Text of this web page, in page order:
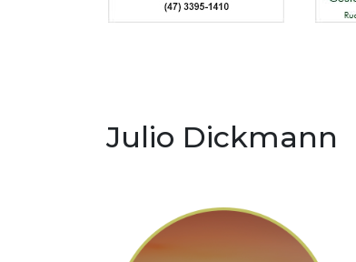
Julio Dickmann